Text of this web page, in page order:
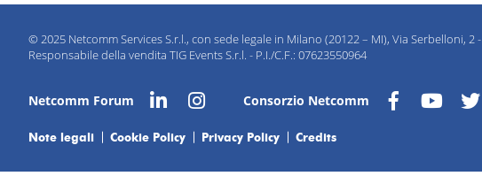
© 2025 Netcomm Services S.r.l., con sede legale in Milano (20122 – MI), Via Serbelloni, 2 -
Responsabile della vendita TIG Events S.r.l. - P.I./C.F.: 07623550964
Netcomm Forum Consorzio Netcomm
Note legali Cookie Policy Privacy Policy Credits